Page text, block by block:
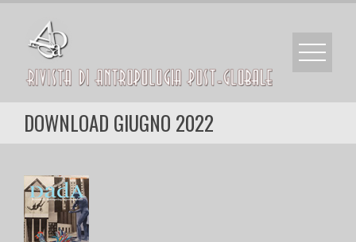
content
DOWNLOAD GIUGNO 2022